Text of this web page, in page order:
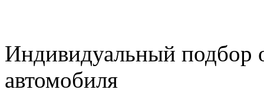
Индивидуальный подбор
автомобиля